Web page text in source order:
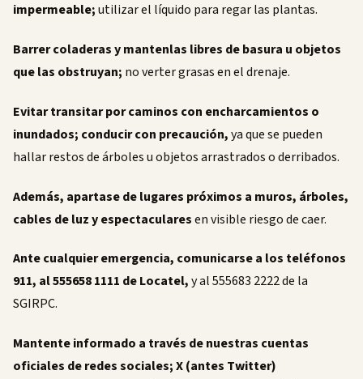
impermeable;utilizar el líquido para regar las plantas.
Barrer coladeras y mantenlas libres de basura u objetos
que las obstruyan; no verter grasas en el drenaje.
Evitar transitar por caminos con encharcamientos o
inundados; conducir con precaución,ya que se pueden
hallar restos de árboles u objetos arrastrados o derribados.
Además, apartase de lugares próximos a muros, árboles,
cables de luz y espectacularesen visible riesgo de caer.
Ante cualquier emergencia, comunicarse a los teléfonos
911, al 555658 1111 de Locatel,y al 555683 2222 de la
SGIRPC.
Mantente informado a través de nuestras cuentas
oficiales de redes sociales; X (antes Twitter)